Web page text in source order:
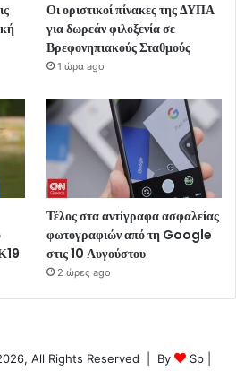
Οι οριστικοί πίνακες της ΔΥΠΑ
για δωρεάν φιλοξενία σε
Βρεφονηπιακούς Σταθμούς
1 ώρα ago
Τέλος στα αντίγραφα ασφαλείας
φωτογραφιών από τη Google
στις 10 Αυγούστου
2 ώρες ago
All Rights Reserved | By Sp